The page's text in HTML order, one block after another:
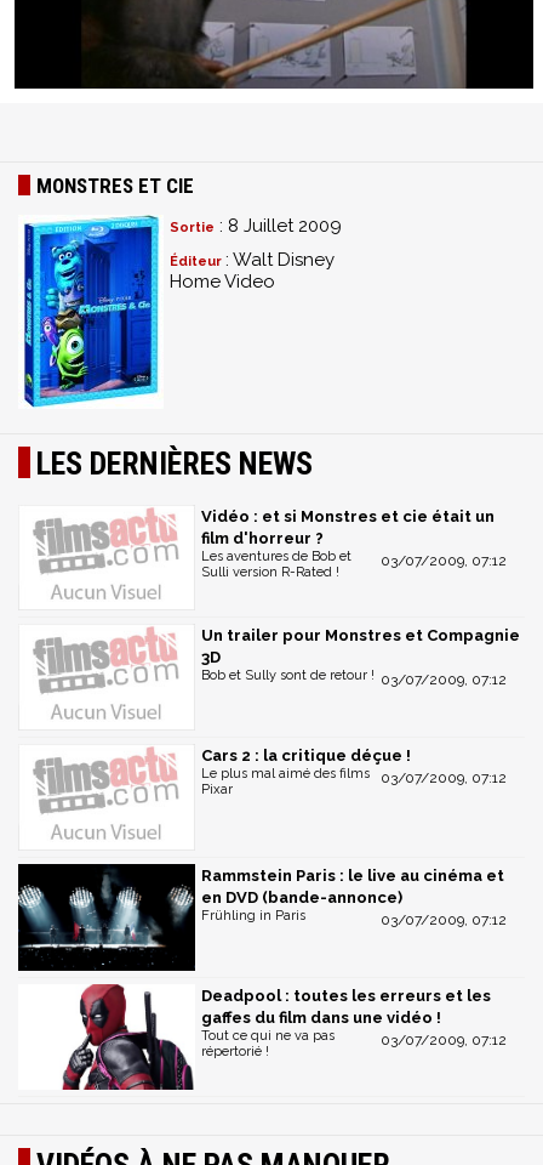
MONSTRES ET CIE
Sortie : 8 Juillet 2009
Éditeur : Walt Disney
Home Video
LES DERNIÈRES NEWS
Vidéo : et si Monstres et cie était un
film d'horreur ?
03/07/2009, 07:12
Les aventures de Bob et
Sulli version R-Rated !
Un trailer pour Monstres et Compagnie
3D
03/07/2009, 07:12
Bob et Sully sont de retour !
Cars 2 : la critique déçue !
03/07/2009, 07:12
Le plus mal aimé des films
Pixar
Rammstein Paris : le live au cinéma et
en DVD (bande-annonce)
03/07/2009, 07:12
Frühling in Paris
Deadpool : toutes les erreurs et les
gaffes du film dans une vidéo !
03/07/2009, 07:12
Tout ce qui ne va pas
répertorié !